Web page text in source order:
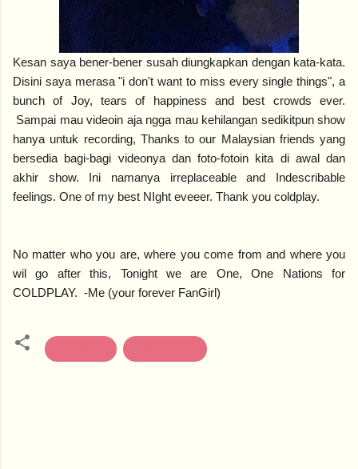
Kesan saya bener-bener susah diungkapkan dengan kata-kata.
Disini saya merasa "i don't want to miss every single things", a
bunch of Joy, tears of happiness and best crowds ever.
Sampai mau videoin aja ngga mau kehilangan sedikitpun show
hanya untuk recording, Thanks to our Malaysian friends yang
bersedia bagi-bagi videonya dan foto-fotoin kita di awal dan
akhir show. Ini namanya irreplaceable and Indescribable
feelings. One of my best NIght eveeer. Thank you coldplay.
No matter who you are, where you come from and where you
wil go after this, Tonight we are One, One Nations for
COLDPLAY. -Me (your forever FanGirl)